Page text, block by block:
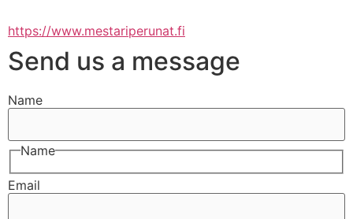
https://www.mestariperunat.fi
Send us a message
Name
Name
Email